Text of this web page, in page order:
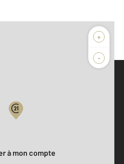
+
-
à mon compte